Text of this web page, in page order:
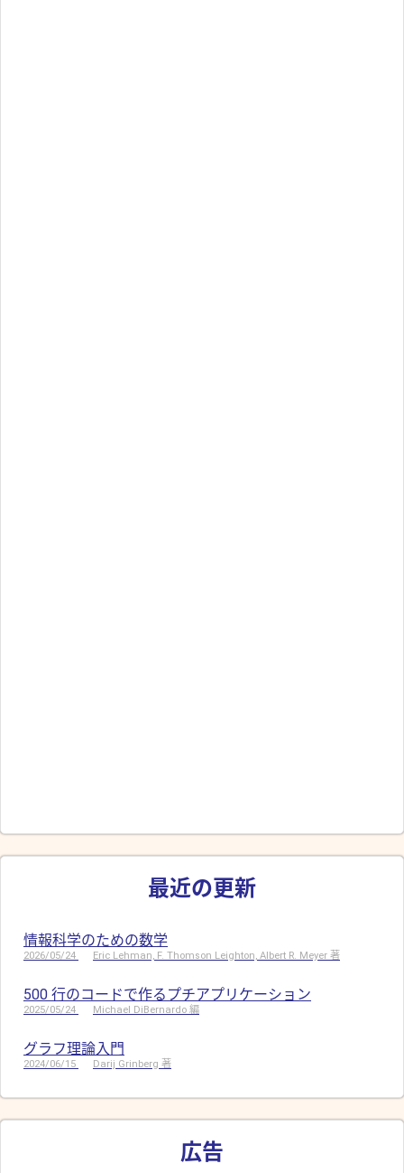
最近の更新
情報科学のための数学
2026/05/24 Eric Lehman, F. Thomson Leighton, Albert R. Meyer 著
500 行のコードで作るプチアプリケーション
2025/05/24 Michael DiBernardo 編
グラフ理論入門
2024/06/15 Darij Grinberg 著
広告